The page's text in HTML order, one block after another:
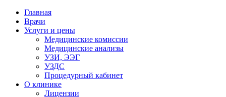
Главная
Врачи
Услуги и цены
Медицинские комиссии
Медицинские анализы
УЗИ, ЭЭГ
УЗДС
Процедурный кабинет
О клинике
Лицензии